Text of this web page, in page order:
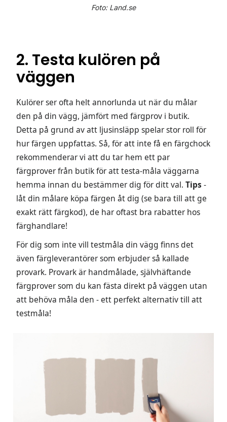
Foto: Land.se
2. Testa kulören på
väggen
Kulörer ser ofta helt annorlunda ut när du målar
den på din vägg, jämfört med färgprov i butik.
Detta på grund av att ljusinsläpp spelar stor roll för
hur färgen uppfattas. Så, för att inte få en färgchock
rekommenderar vi att du tar hem ett par
färgprover från butik för att testa-måla väggarna
hemma innan du bestämmer dig för ditt val. Tips -
låt din målare köpa färgen åt dig (se bara till att ge
exakt rätt färgkod), de har oftast bra rabatter hos
färghandlare!
För dig som inte vill testmåla din vägg finns det
även färgleverantörer som erbjuder så kallade
provark. Provark är handmålade, självhäftande
färgprover som du kan fästa direkt på väggen utan
att behöva måla den - ett perfekt alternativ till att
testmåla!